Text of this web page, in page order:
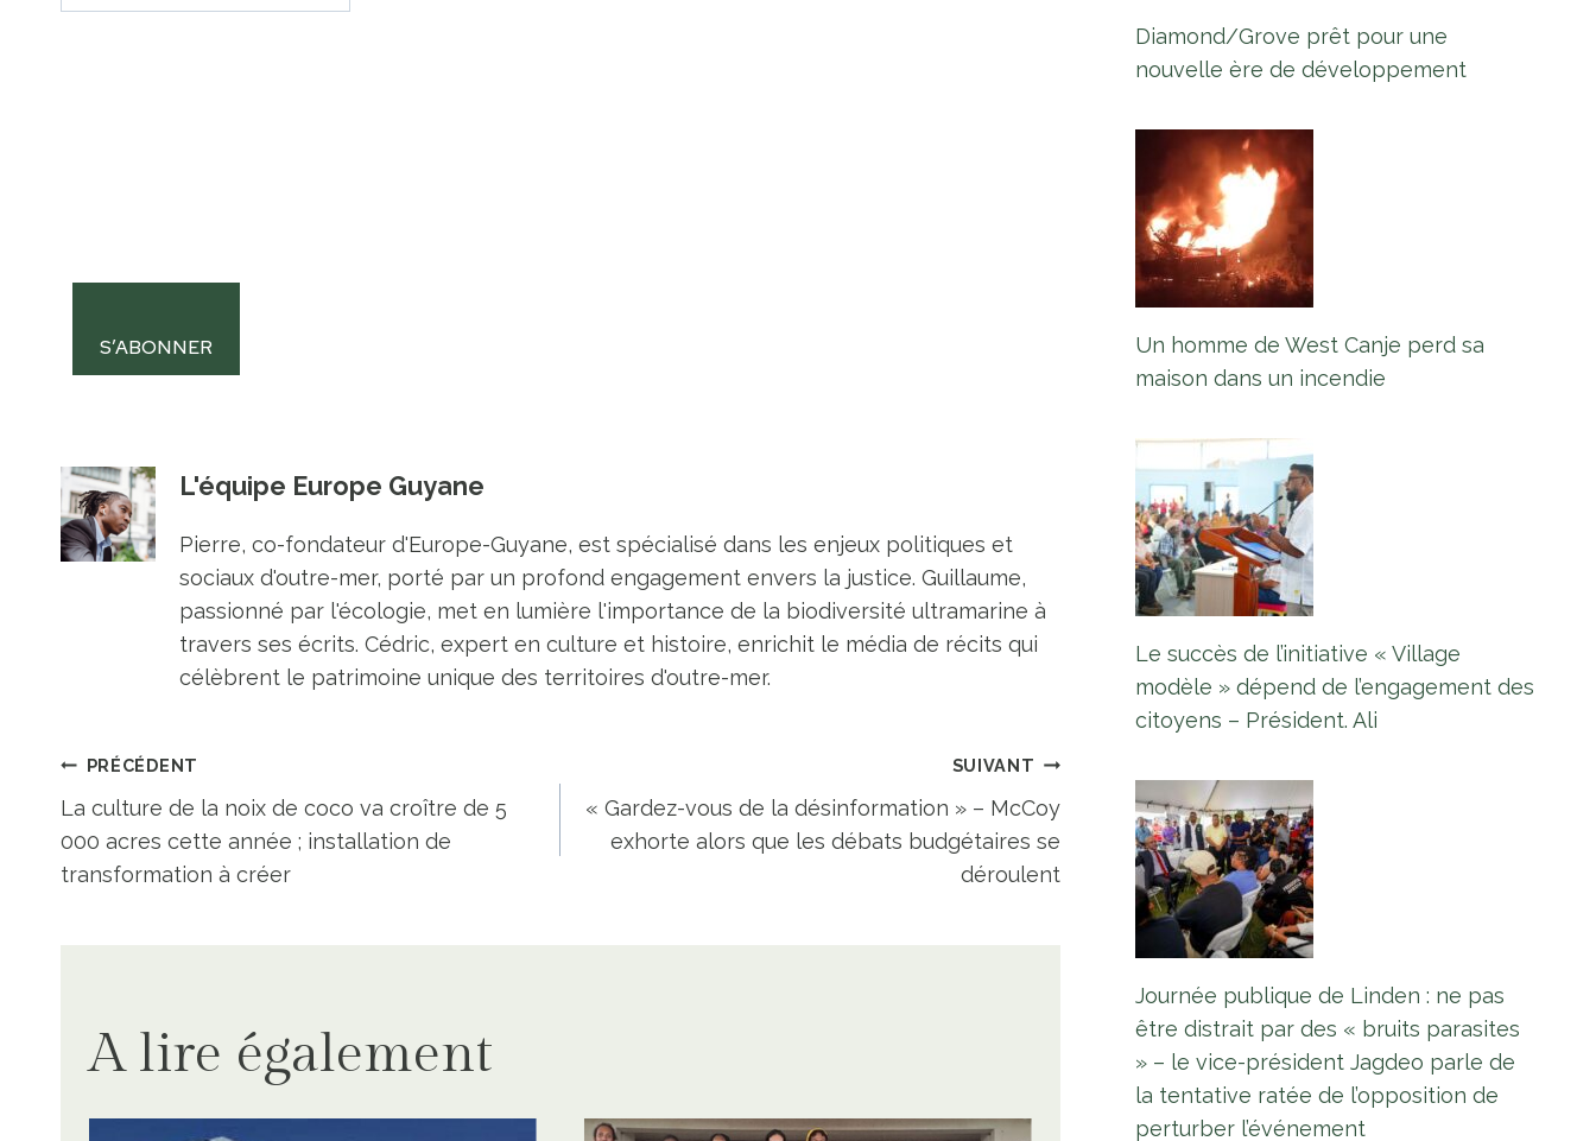
S’ABONNER
L'équipe Europe Guyane
Pierre, co-fondateur d'Europe-Guyane, est spécialisé dans les enjeux politiques et
sociaux d'outre-mer, porté par un profond engagement envers la justice. Guillaume,
passionné par l'écologie, met en lumière l'importance de la biodiversité ultramarine à
travers ses écrits. Cédric, expert en culture et histoire, enrichit le média de récits qui
célèbrent le patrimoine unique des territoires d'outre-mer.
Navigation
de
PRÉCÉDENT
La culture de la noix de coco va croître de 5
000 acres cette année ; installation de
transformation à créer
SUIVANT
« Gardez-vous de la désinformation » – McCoy
exhorte alors que les débats budgétaires se
déroulent
A lire également
Diamond/Grove prêt pour une
nouvelle ère de développement
Un homme de West Canje perd sa
maison dans un incendie
Le succès de l’initiative « Village
modèle » dépend de l’engagement des
citoyens – Président. Ali
Journée publique de Linden : ne pas
être distrait par des « bruits parasites
» – le vice-président Jagdeo parle de
la tentative ratée de l’opposition de
perturber l’événement